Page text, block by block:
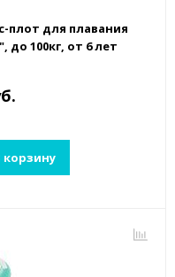
плот для плавания
до 100кг, от 6 лет
корзину